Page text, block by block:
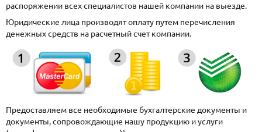
распоряжении всех специалистов нашей компании на выезде.
Юридические лица производят оплату путем перечисления
денежных средств на расчетный счет компании.
Предоставляем все необходимые бухгалтерские документы и
документы, сопровождающие нашу продукцию и услуги